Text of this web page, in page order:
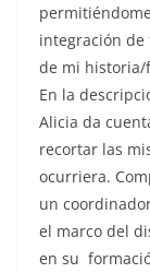
integración de
de mi historia/
En la
Alicia da
recortar las
ocurriera.
un
el marco del
en su